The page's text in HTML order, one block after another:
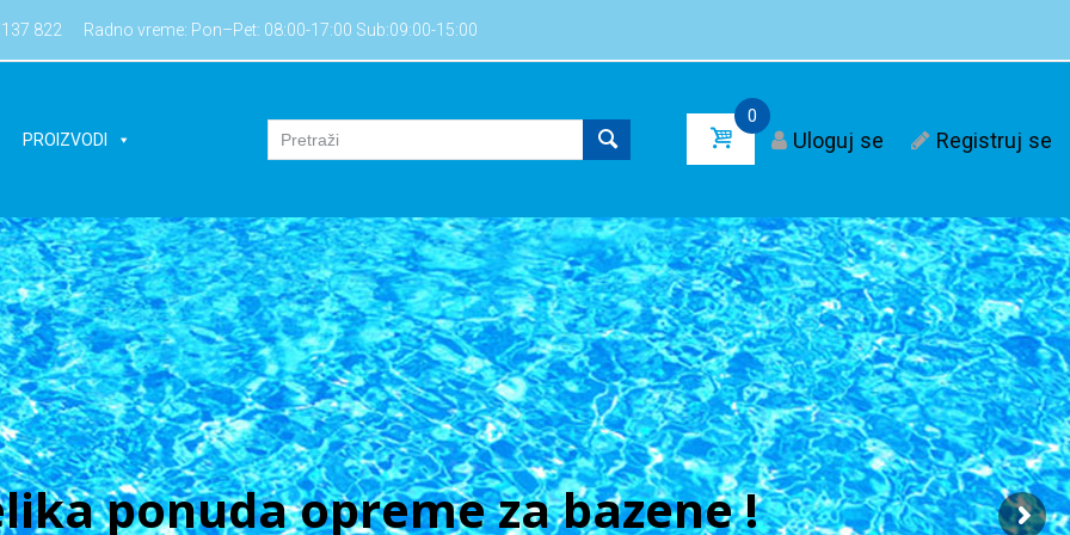
822 Radno vreme: Pon–Pet: 08:00-17:00 Sub:09:00-15:00
PROIZVODI
0
Uloguj se Registruj se
ponuda opreme za bazene !